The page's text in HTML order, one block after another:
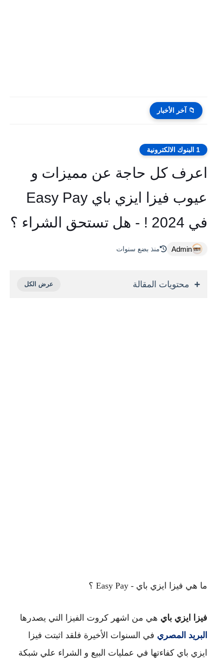
📁 آخر الأخبار
1 البنوك الالكترونية
اعرف كل حاجة عن مميزات و
عيوب فيزا ايزي باي Easy Pay
في 2024 ! - هل تستحق الشراء ؟
Admin منذ بضع سنوات
محتويات المقالة
ما هي فيزا ايزي باي - Easy Pay ؟
فيزا ايزي باي هي من اشهر كروت الفيزا التي يصدرها
البريد المصري في السنوات الأخيرة